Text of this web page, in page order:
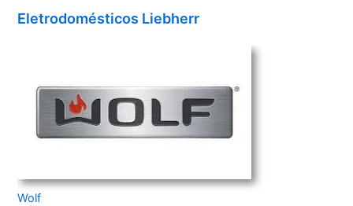
Eletrodomésticos Liebherr
Wolf